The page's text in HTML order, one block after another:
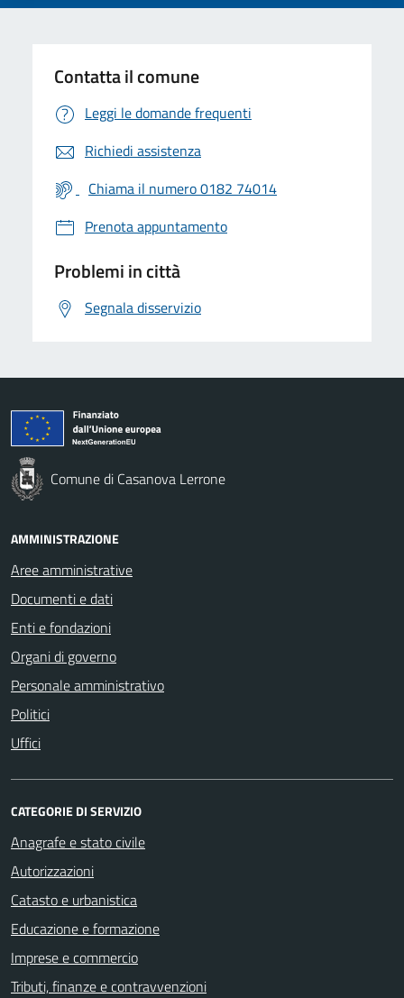
Contatta il comune
Leggi le domande frequenti
Richiedi assistenza
Chiama il numero 0182 74014
Prenota appuntamento
Problemi in città
Segnala disservizio
Comune di Casanova Lerrone
AMMINISTRAZIONE
Aree amministrative
Documenti e dati
Enti e fondazioni
Organi di governo
Personale amministrativo
Politici
Uffici
CATEGORIE DI SERVIZIO
Anagrafe e stato civile
Autorizzazioni
Catasto e urbanistica
Educazione e formazione
Imprese e commercio
Tributi, finanze e contravvenzioni